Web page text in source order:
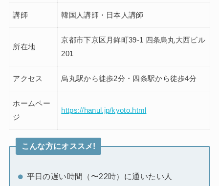
講師 韓国人講師・日本人講師
所在地
京都市下京区月鉾町39-1 四条烏丸大西ビル
201
アクセス 烏丸駅から徒歩2分・四条駅から徒歩4分
ホームペー
ジ
https://hanul.jp/kyoto.html
こんな方にオススメ!
平日の遅い時間（〜22時）に通いたい人